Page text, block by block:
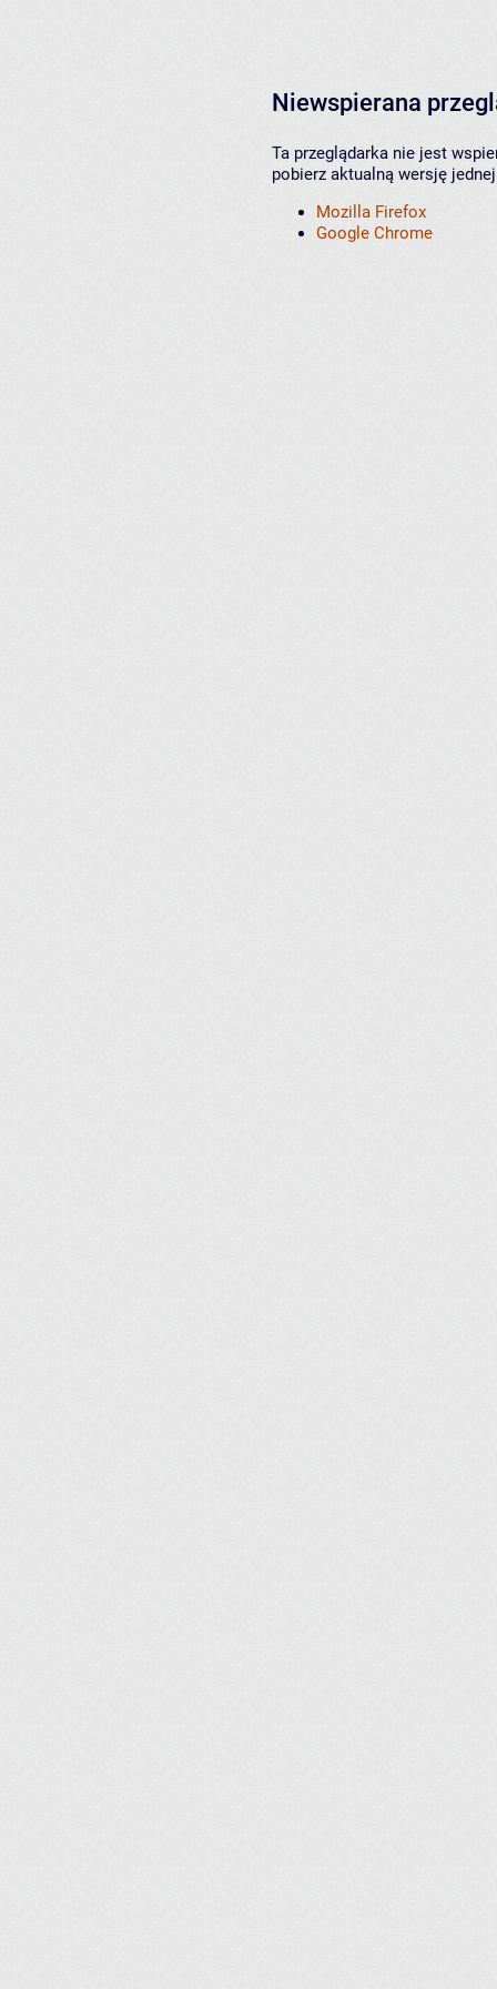
Niewspierana
Ta przeglądarka nie jest
pobierz aktualną wersję
Mozilla Firefox
Google Chrome